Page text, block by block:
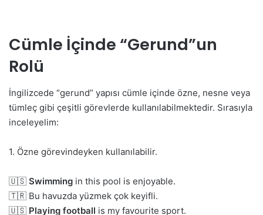
Cümle İçinde “Gerund”un
Rolü
İngilizcede “gerund” yapısı cümle içinde özne, nesne veya
tümleç gibi çeşitli görevlerde kullanılabilmektedir. Sırasıyla
inceleyelim:
1. Özne görevindeyken kullanılabilir.
🇺🇸 Swimming in this pool is enjoyable.
🇹🇷 Bu havuzda yüzmek çok keyifli.
🇺🇸 Playing football is my favourite sport.